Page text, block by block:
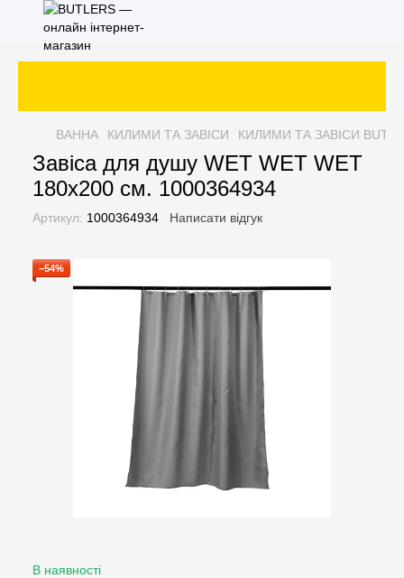
ВАННА КИЛИМИ ТА ЗАВІСИ КИЛИМИ ТА ЗАВІСИ
Завіса для душу WET WET WET
180х200 см. 1000364934
Артикул: 1000364934 Написати відгук
−54%
В наявності